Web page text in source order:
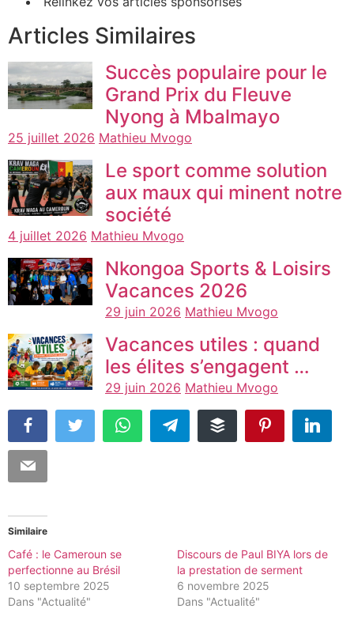
Articles Similaires
Succès populaire pour le
Grand Prix du Fleuve
Nyong à Mbalmayo
25 juillet 2026 Mathieu Mvogo
Le sport comme solution
aux maux qui minent notre
société
4 juillet 2026 Mathieu Mvogo
Nkongoa Sports & Loisirs
Vacances 2026
29 juin 2026 Mathieu Mvogo
Vacances utiles : quand
les élites s’engagent …
29 juin 2026 Mathieu Mvogo
Similaire
Café : le Cameroun se
perfectionne au Brésil
10 septembre 2025
Dans "Actualité"
Discours de Paul BIYA lors de
la prestation de serment
6 novembre 2025
Dans "Actualité"